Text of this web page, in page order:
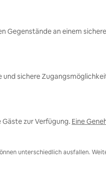
Gegenstände an einem
und sichere
zur Verfügung. Eine
unterschiedlich ausfallen.